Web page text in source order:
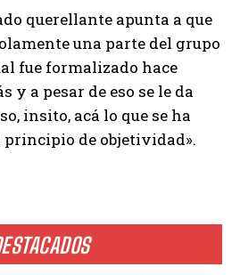
querellante apunta a que
una parte del grupo
fue formalizado hace
y a pesar de eso se le da
insito, acá lo que se ha
principio de objetividad».